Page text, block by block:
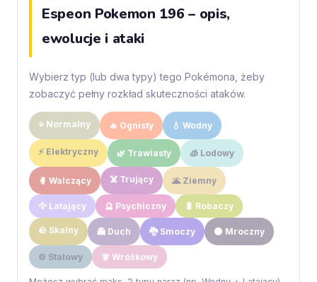
Espeon Pokemon 196 – opis,
ewolucje i ataki
Wybierz typ (lub dwa typy) tego Pokémona, żeby
zobaczyć pełny rozkład skuteczności ataków.
⭐ Normalny 🔥 Ognisty 💧 Wodny
⚡ Elektryczny 🌿 Trawiasty 🧊 Lodowy
🥊 Walczący ☠️ Trujący 🌋 Ziemny
🦅 Latający 🔮 Psychiczny 🐛 Robaczy
🪨 Skalny 👻 Duch 🐉 Smoczy 🌑 Mroczny
⚙️ Stalowy 🧚 Wróżkowy